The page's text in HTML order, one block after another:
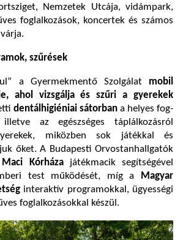
Nemzetek Utcája, vidámpark,
foglalkozások, koncertek és számos
szűrések
a Gyermekmentő Szolgálat mobil
ahol vizsgálja és szűri a gyerekek
dentálhigiéniai sátorban a helyes fog-
az egészséges táplálkozásról
miközben sok játékkal és
őket. A Budapesti Orvostanhallgatók
Kórházajátékmacik segítségével
test működését, míg a
Magyar
interaktív programokkal, ügyességi
foglalkozásokkal készül.